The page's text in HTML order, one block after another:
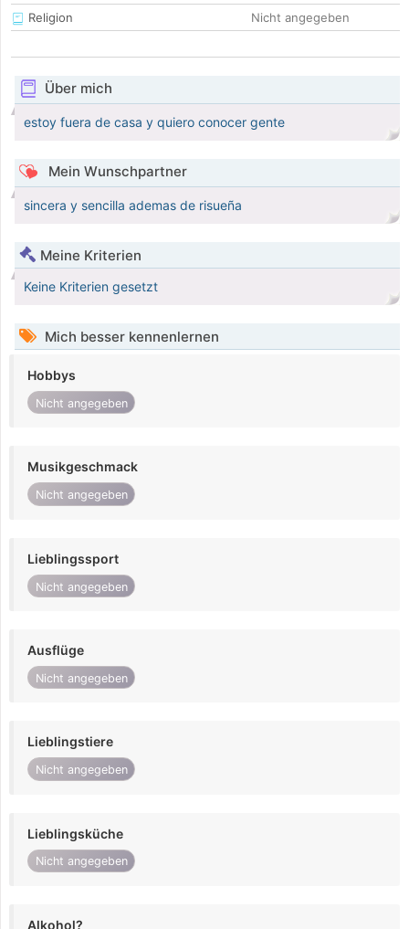
Religion
Nicht angegeben
Über mich
estoy fuera de casa y quiero conocer gente
Mein Wunschpartner
sincera y sencilla ademas de risueña
Meine Kriterien
Keine Kriterien gesetzt
Mich besser kennenlernen
Hobbys
Nicht angegeben
Musikgeschmack
Nicht angegeben
Lieblingssport
Nicht angegeben
Ausflüge
Nicht angegeben
Lieblingstiere
Nicht angegeben
Lieblingsküche
Nicht angegeben
Alkohol?